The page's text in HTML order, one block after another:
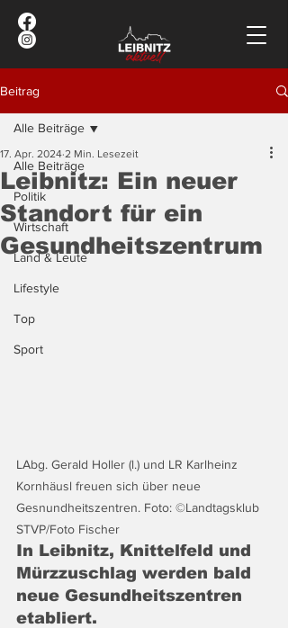
Beitrag
Alle Beiträge
Politik
Wirtschaft
Land & Leute
Lifestyle
Top
Sport
Alle Beiträge
Leibnitz: Ein neuer
Standort für ein
Gesundheitszentrum
17. Apr. 2024 2 Min. Lesezeit
LAbg. Gerald Holler (l.) und LR Karlheinz
Kornhäusl freuen sich über neue
Gesnundheitszentren. Foto: ©Landtagsklub
STVP/Foto Fischer
In Leibnitz, Knittelfeld und
Mürzzuschlag werden bald
neue Gesundheitszentren
etabliert.